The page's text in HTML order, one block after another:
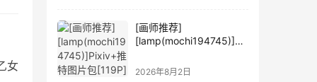
女
[画师推荐]
[lamp(mochi194745)]Pi
2026年8月2日